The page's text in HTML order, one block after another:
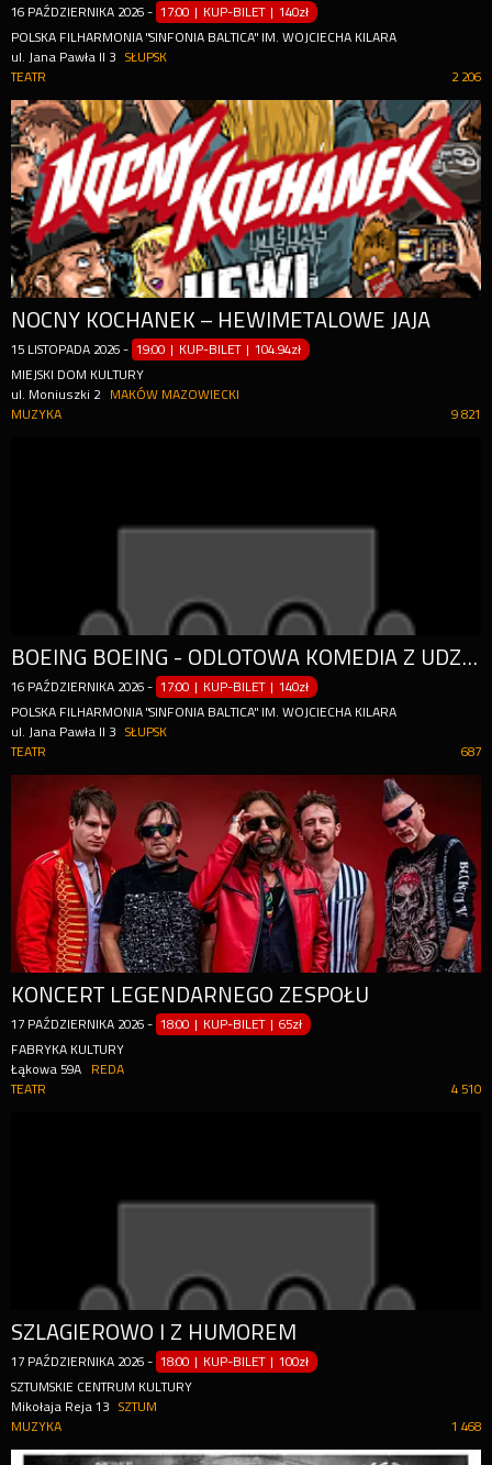
16 PAŹDZIERNIKA 2026 - 17:00 | KUP-BILET |140zł
POLSKA FILHARMONIA "SINFONIA BALTICA" IM. WOJCIECHA KILARA
ul. Jana Pawła II 3
SŁUPSK
2 206
TEATR
NOCNY KOCHANEK – HEWIMETALOWE JAJA
15 LISTOPADA 2026 - 19:00 | KUP-BILET |104.94zł
MIEJSKI DOM KULTURY
ul. Moniuszki 2
MAKÓW MAZOWIECKI
9 821
MUZYKA
BOEING BOEING - ODLOTOWA KOMEDIA Z UDZIAŁEM GWIAZD
16 PAŹDZIERNIKA 2026 - 17:00 | KUP-BILET |140zł
POLSKA FILHARMONIA "SINFONIA BALTICA" IM. WOJCIECHA KILARA
ul. Jana Pawła II 3
SŁUPSK
687
TEATR
KONCERT LEGENDARNEGO ZESPOŁU
17 PAŹDZIERNIKA 2026 - 18:00 | KUP-BILET |65zł
FABRYKA KULTURY
Łąkowa 59A
REDA
4 510
TEATR
SZLAGIEROWO I Z HUMOREM
17 PAŹDZIERNIKA 2026 - 18:00 | KUP-BILET |100zł
SZTUMSKIE CENTRUM KULTURY
Mikołaja Reja 13
SZTUM
1 468
MUZYKA